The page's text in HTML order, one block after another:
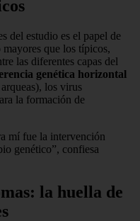
del estudio es el papel de
que los típicos,
las diferentes capas del
genética horizontal
los virus
la formación de
mí fue la intervención
genético”, confiesa
la huella de